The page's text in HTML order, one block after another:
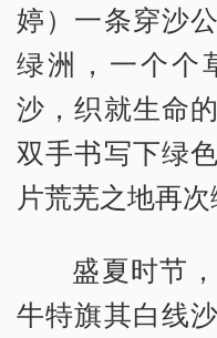
婷）一条穿沙
绿洲，一个个
沙，织就生命
双手书写下绿
片荒芜之地再次
盛夏时节
牛特旗其白线